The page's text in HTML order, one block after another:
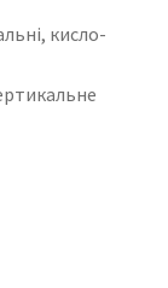
кисло-
сезону